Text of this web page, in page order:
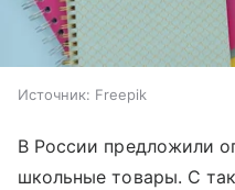
Источник: Freepik
В России предложили
школьные товары. С